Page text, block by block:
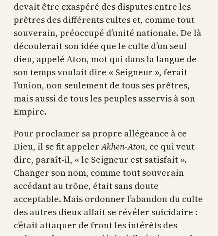
devait être exaspéré des disputes entre les
prêtres des différents cultes et, comme tout
souverain, préoccupé d’unité nationale. De là
découlerait son idée que le culte d’un seul
dieu, appelé Aton, mot qui dans la langue de
son temps voulait dire « Seigneur », ferait
l’union, non seulement de tous ses prêtres,
mais aussi de tous les peuples asservis à son
Empire.
Pour proclamer sa propre allégeance à ce
Dieu, il se fit appelerAkhen-Aton, ce qui veut
dire, paraît-il, « le Seigneur est satisfait ».
Changer son nom, comme tout souverain
accédant au trône, était sans doute
acceptable. Mais ordonner l’abandon du culte
des autres dieux allait se révéler suicidaire :
c’était attaquer de front les intérêts des